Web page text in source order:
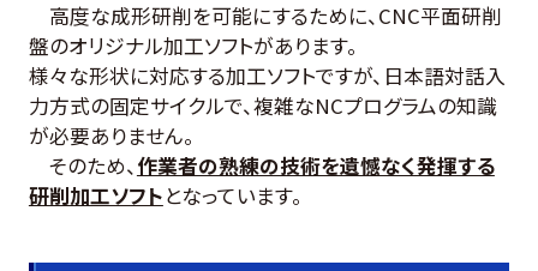
高度な成形研削を可能にするために、CNC平面研削
盤のオリジナル加工ソフトがあります。
様々な形状に対応する加工ソフトですが、日本語対話入
力方式の固定サイクルで、複雑なNCプログラムの知識
が必要ありません。
そのため、作業者の熟練の技術を遺憾なく発揮する
研削加工ソフトとなっています。